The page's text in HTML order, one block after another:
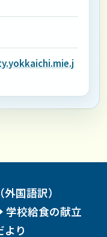
国語訳）
学校給食の献立
より